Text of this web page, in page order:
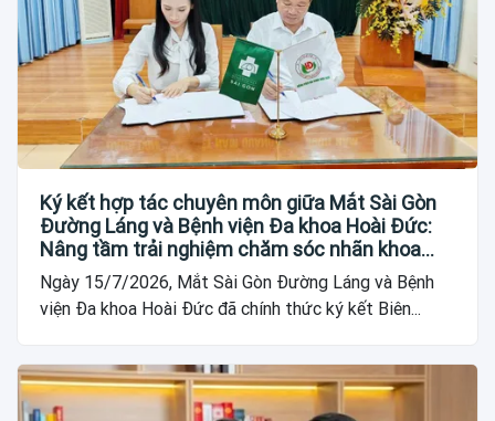
Ký kết hợp tác chuyên môn giữa Mắt Sài Gòn
Đường Láng và Bệnh viện Đa khoa Hoài Đức:
Nâng tầm trải nghiệm chăm sóc nhãn khoa
cho người dân
Ngày 15/7/2026, Mắt Sài Gòn Đường Láng và Bệnh
viện Đa khoa Hoài Đức đã chính thức ký kết Biên...